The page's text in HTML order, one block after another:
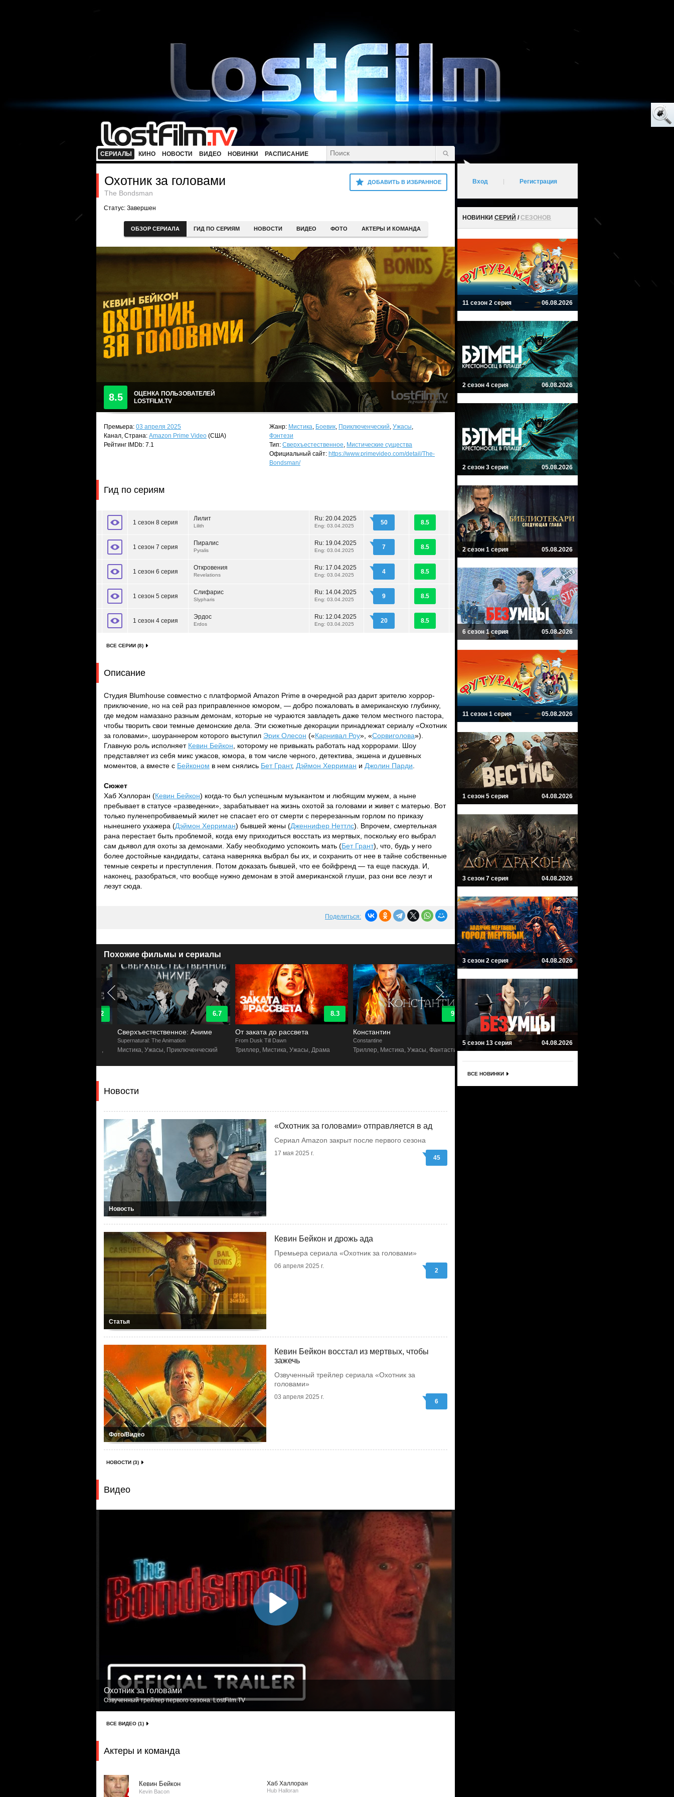
СЕРИАЛЫ КИНО НОВОСТИ ВИДЕО НОВИНКИ РАСПИСАНИЕ
ДОБАВИТЬ В ИЗБРАННОЕ
Охотник за головами
The Bondsman
Статус: Завершен
ОБЗОР СЕРИАЛА ГИД ПО СЕРИЯМ НОВОСТИ ВИДЕО ФОТО АКТЕРЫ И КОМАНДА
8.5
ОЦЕНКА ПОЛЬЗОВАТЕЛЕЙ
LOSTFILM.TV
Премьера: 03 апреля 2025
Канал, Страна: Amazon Prime Video (США)
Рейтинг IMDb: 7.1
Жанр: Мистика, Боевик, Приключенческий, Ужасы,
Фэнтези
Тип: Сверхъестественное, Мистические существа
Официальный сайт: https://www.primevideo.com/detail/The-
Bondsman/
Гид по сериям
1 сезон 8 серия
Лилит
Lilith
Ru: 20.04.2025
Eng: 03.04.2025 50 8.5
1 сезон 7 серия
Пиралис
Pyralis
Ru: 19.04.2025
Eng: 03.04.2025 7 8.5
1 сезон 6 серия
Откровения
Revelations
Ru: 17.04.2025
Eng: 03.04.2025 4 8.5
1 сезон 5 серия
Слифарис
Slypharis
Ru: 14.04.2025
Eng: 03.04.2025 9 8.5
1 сезон 4 серия
Эрдос
Erdos
Ru: 12.04.2025
Eng: 03.04.2025 20 8.5
ВСЕ СЕРИИ (8)
Описание
Студия Blumhouse совместно с платформой Amazon Prime в очередной раз дарит зрителю хоррор-
приключение, но на сей раз приправленное юмором, — добро пожаловать в американскую глубинку,
где медом намазано разным демонам, которые не чураются завладеть даже телом местного пастора,
чтобы творить свои темные демонские дела. Эти сюжетные декорации принадлежат сериалу «Охотник
за головами», шоураннером которого выступил Эрик Олесон («Карнивал Роу», «Сорвиголова»).
Главную роль исполняет Кевин Бейкон , которому не привыкать работать над хоррорами. Шоу
представляет из себя микс ужасов, юмора, в том числе черного, детектива, экшена и душевных
моментов, а вместе с Бейконом в нем снялись Бет Грант, Дэймон Херриман и Джолин Парди
Сюжет
Хаб Хэллоран (Кевин Бейкон) когда-то был успешным музыкантом и любящим мужем, а ныне
пребывает в статусе «разведенки», зарабатывает на жизнь охотой за головами и живет с матерью. Вот
только пуленепробиваемый жилет не спасает его от смерти с перерезанным горлом по приказу
нынешнего ухажера (Дэймон Херриман) бывшей жены (Дженнифер Неттлс). Впрочем, смертельная
рана перестает быть проблемой, когда ему приходиться восстать из мертвых, поскольку его выбрал
сам дьявол для охоты за демонами. Хабу необходимо успокоить мать (Бет Грант), что, будь у него
более достойные кандидаты, сатана наверняка выбрал бы их, и сохранить от нее в тайне собственные
темные секреты и преступления. Потом доказать бывшей, что ее бойфренд — та еще паскуда. И,
наконец, разобраться, что вообще нужно демонам в этой американской глуши, раз они все лезут и
лезут сюда.
Поделиться:
Похожие фильмы и сериалы
6.7
Сверхъестественное: Аниме
Supernatural: The Animation
Мистика, Ужасы, Приключенческий
8.3
От заката до рассвета
From Dusk Till Dawn
Триллер, Мистика, Ужасы, Драма
Константин
Constantine
Триллер, Мистика, Ужасы, Фантастика
9.4
Люцифер
Lucifer
Мистика, Комедия, Комиксы, Драма,
Изгой
Ужасы, Мистика, Драма
Новости
Новость
«Охотник за головами» отправляется в ад
Сериал Amazon закрыт после первого сезона
17 мая 2025 г.
45
Статья
Кевин Бейкон и дрожь ада
Премьера сериала «Охотник за головами»
06 апреля 2025 г.
2
Фото/Видео
Кевин Бейкон восстал из мертвых, чтобы
зажечь
Озвученный трейлер сериала «Охотник за
головами»
03 апреля 2025 г.
6
НОВОСТИ (3)
Видео
Охотник за головами
Озвученный трейлер первого сезона. LostFilm.TV
ВСЕ ВИДЕО (1)
Актеры и команда
Кевин Бейкон
Kevin Bacon
Хаб Халлоран
Hub Halloran
Вход Регистрация
НОВИНКИ СЕРИЙ /СЕЗОНОВ
11 сезон 2 серия 06.08.2026
2 сезон 4 серия 06.08.2026
2 сезон 3 серия 05.08.2026
2 сезон 1 серия 05.08.2026
6 сезон 1 серия 05.08.2026
11 сезон 1 серия 05.08.2026
1 сезон 5 серия 04.08.2026
3 сезон 7 серия 04.08.2026
3 сезон 2 серия 04.08.2026
5 сезон 13 серия 04.08.2026
ВСЕ НОВИНКИ